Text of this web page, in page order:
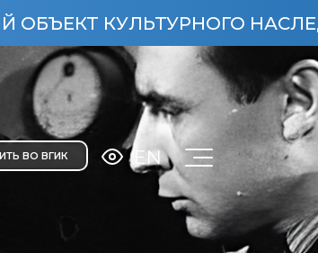
КУЛЬТУРНОГО НАСЛЕДИЯ
ВО ВГИК EN